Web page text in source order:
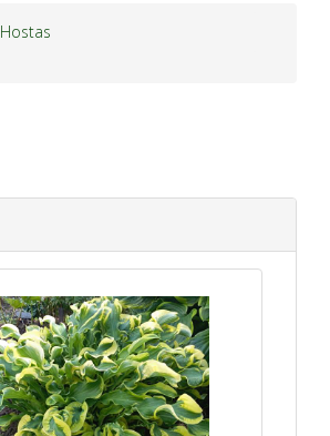
Hostas